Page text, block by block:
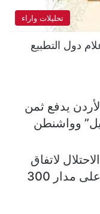
تحليلات واراء
دول التطبيع
يدفع ثمن
وواشنطن
لاتفاق
وقف إطلاق النار على مدار 300